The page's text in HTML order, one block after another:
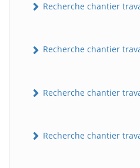
Recherche chantier
Recherche chantier
Recherche chantier
Recherche chantier